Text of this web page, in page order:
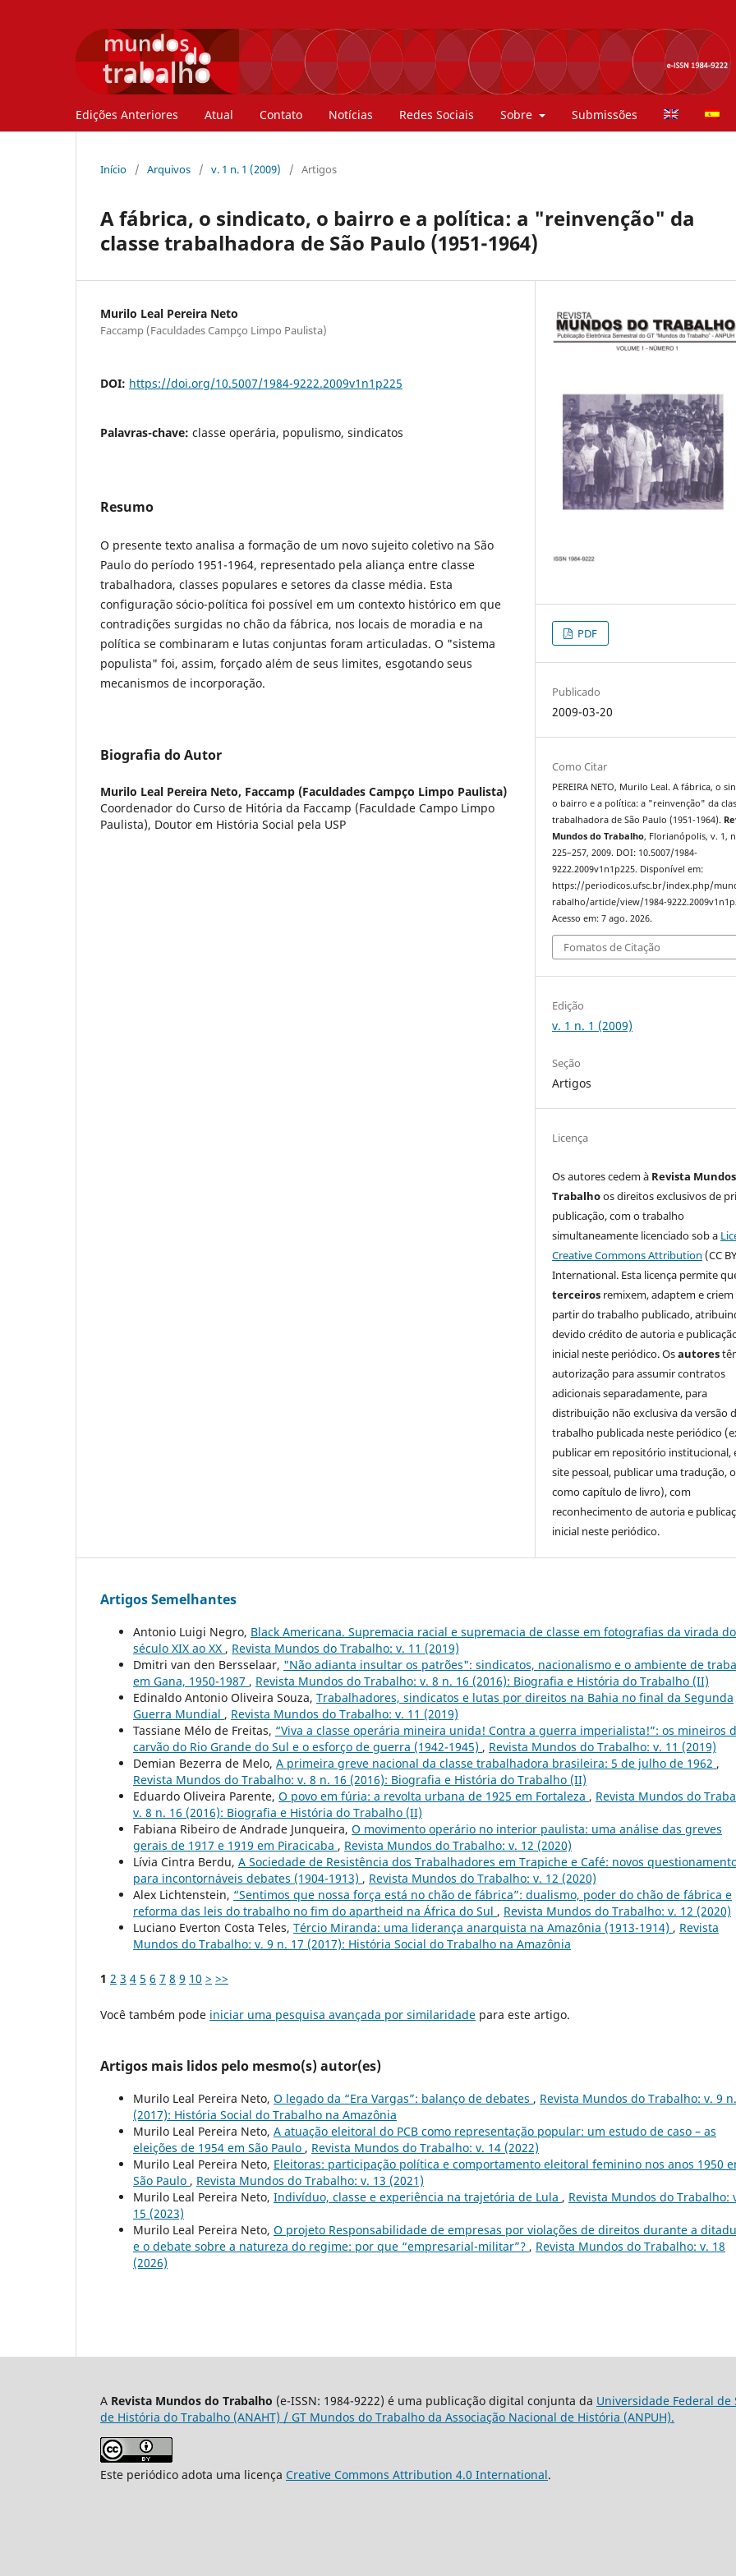
Edições Anteriores Atual Contato Notícias Redes Sociais Sobre Submissões
Início / Arquivos / v. 1 n. 1 (2009) / Artigos
A fábrica, o sindicato, o bairro e a política: a "reinvenção" da
classe trabalhadora de São Paulo (1951-1964)
Murilo Leal Pereira Neto
Faccamp (Faculdades Campço Limpo Paulista)
DOI: https://doi.org/10.5007/1984-9222.2009v1n1p225
Palavras-chave: classe operária, populismo, sindicatos
Resumo
O presente texto analisa a formação de um novo sujeito coletivo na São
Paulo do período 1951-1964, representado pela aliança entre classe
trabalhadora, classes populares e setores da classe média. Esta
configuração sócio-política foi possível em um contexto histórico em que
contradições surgidas no chão da fábrica, nos locais de moradia e na
política se combinaram e lutas conjuntas foram articuladas. O "sistema
populista" foi, assim, forçado além de seus limites, esgotando seus
mecanismos de incorporação.
Biografia do Autor
Murilo Leal Pereira Neto, Faccamp (Faculdades Campço Limpo Paulista)
Coordenador do Curso de Hitória da Faccamp (Faculdade Campo Limpo
Paulista), Doutor em História Social pela USP
PDF
Publicado
2009-03-20
Como Citar
PEREIRA NETO, Murilo Leal. A fábrica, o
o bairro e a política: a "reinvenção" da
trabalhadora de São Paulo (1951-1964).
Mundos do Trabalho, Florianópolis, v. 1,
225–257, 2009. DOI: 10.5007/1984-
9222.2009v1n1p225. Disponível em:
https://periodicos.ufsc.br/index.php/
rabalho/article/view/1984-
Acesso em: 7 ago. 2026.
Fomatos de Citação
Edição
v. 1 n. 1 (2009)
Seção
Artigos
Licença
Os autores cedem à Revista
Trabalhoos direitos exclusivos de
publicação, com o trabalho
simultaneamente licenciado sob a
Creative Commons Attribution (CC
International. Esta licença permite
terceiros remixem, adaptem e criem
partir do trabalho publicado,
devido crédito de autoria e
inicial neste periódico. Osautores
autorização para assumir contratos
adicionais separadamente, para
distribuição não exclusiva da versão
trabalho publicada neste periódico
publicar em repositório institucional,
site pessoal, publicar uma tradução,
como capítulo de livro), com
reconhecimento de autoria e
inicial neste periódico.
Artigos Semelhantes
Antonio Luigi Negro, Black Americana. Supremacia racial e supremacia de classe em fotografias da virada do
século XIX ao XX , Revista Mundos do Trabalho: v. 11 (2019)
Dmitri van den Bersselaar, "Não adianta insultar os patrões": sindicatos, nacionalismo e o ambiente de
em Gana, 1950-1987 , Revista Mundos do Trabalho: v. 8 n. 16 (2016): Biografia e História do Trabalho (II)
Edinaldo Antonio Oliveira Souza, Trabalhadores, sindicatos e lutas por direitos na Bahia no final da Segunda
Guerra Mundial , Revista Mundos do Trabalho: v. 11 (2019)
Tassiane Mélo de Freitas, “Viva a classe operária mineira unida! Contra a guerra imperialista!”: os mineiros
carvão do Rio Grande do Sul e o esforço de guerra (1942-1945) , Revista Mundos do Trabalho: v. 11 (2019)
Demian Bezerra de Melo, A primeira greve nacional da classe trabalhadora brasileira: 5 de julho de 1962 ,
Revista Mundos do Trabalho: v. 8 n. 16 (2016): Biografia e História do Trabalho (II)
Eduardo Oliveira Parente, O povo em fúria: a revolta urbana de 1925 em Fortaleza , Revista Mundos do
v. 8 n. 16 (2016): Biografia e História do Trabalho (II)
Fabiana Ribeiro de Andrade Junqueira, O movimento operário no interior paulista: uma análise das greves
gerais de 1917 e 1919 em Piracicaba , Revista Mundos do Trabalho: v. 12 (2020)
Lívia Cintra Berdu, A Sociedade de Resistência dos Trabalhadores em Trapiche e Café: novos
para incontornáveis debates (1904-1913) , Revista Mundos do Trabalho: v. 12 (2020)
Alex Lichtenstein, “Sentimos que nossa força está no chão de fábrica”: dualismo, poder do chão de fábrica e
reforma das leis do trabalho no fim do apartheid na África do Sul , Revista Mundos do Trabalho: v. 12 (2020)
Luciano Everton Costa Teles, Tércio Miranda: uma liderança anarquista na Amazônia (1913-1914) , Revista
Mundos do Trabalho: v. 9 n. 17 (2017): História Social do Trabalho na Amazônia
1 2 3 4 5 6 7 8 9 10 > >>
Você também pode iniciar uma pesquisa avançada por similaridade para este artigo.
Artigos mais lidos pelo mesmo(s) autor(es)
Murilo Leal Pereira Neto, O legado da “Era Vargas”: balanço de debates , Revista Mundos do Trabalho: v. 9
(2017): História Social do Trabalho na Amazônia
Murilo Leal Pereira Neto, A atuação eleitoral do PCB como representação popular: um estudo de caso – as
eleições de 1954 em São Paulo , Revista Mundos do Trabalho: v. 14 (2022)
Murilo Leal Pereira Neto, Eleitoras: participação política e comportamento eleitoral feminino nos anos 1950
São Paulo , Revista Mundos do Trabalho: v. 13 (2021)
Murilo Leal Pereira Neto, Indivíduo, classe e experiência na trajetória de Lula , Revista Mundos do Trabalho:
15 (2023)
Murilo Leal Pereira Neto, O projeto Responsabilidade de empresas por violações de direitos durante a
e o debate sobre a natureza do regime: por que “empresarial-militar”? , Revista Mundos do Trabalho: v. 18
(2026)
A Revista Mundos do Trabalho (e-ISSN: 1984-9222) é uma publicação digital conjunta da Universidade Federal de
de História do Trabalho (ANAHT) / GT Mundos do Trabalho da Associação Nacional de História (ANPUH).
Este periódico adota uma licença Creative Commons Attribution 4.0 International.